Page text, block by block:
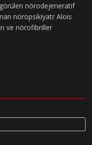
nörodejeneratif
nöropsikiyatr Alois
ve nörofibriller